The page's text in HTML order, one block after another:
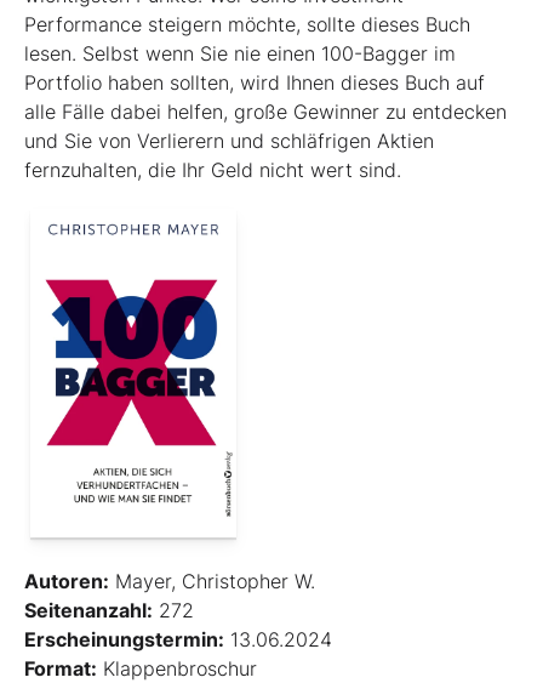
Performance steigern möchte, sollte dieses Buch
lesen. Selbst wenn Sie nie einen 100-Bagger im
Portfolio haben sollten, wird Ihnen dieses Buch auf
alle Fälle dabei helfen, große Gewinner zu entdecken
und Sie von Verlierern und schläf­rigen Aktien
fernzuhalten, die Ihr Geld nicht wert sind.
Autoren: Mayer, Christopher W.
Seitenanzahl: 272
Erscheinungstermin: 13.06.2024
Format: Klappenbroschur